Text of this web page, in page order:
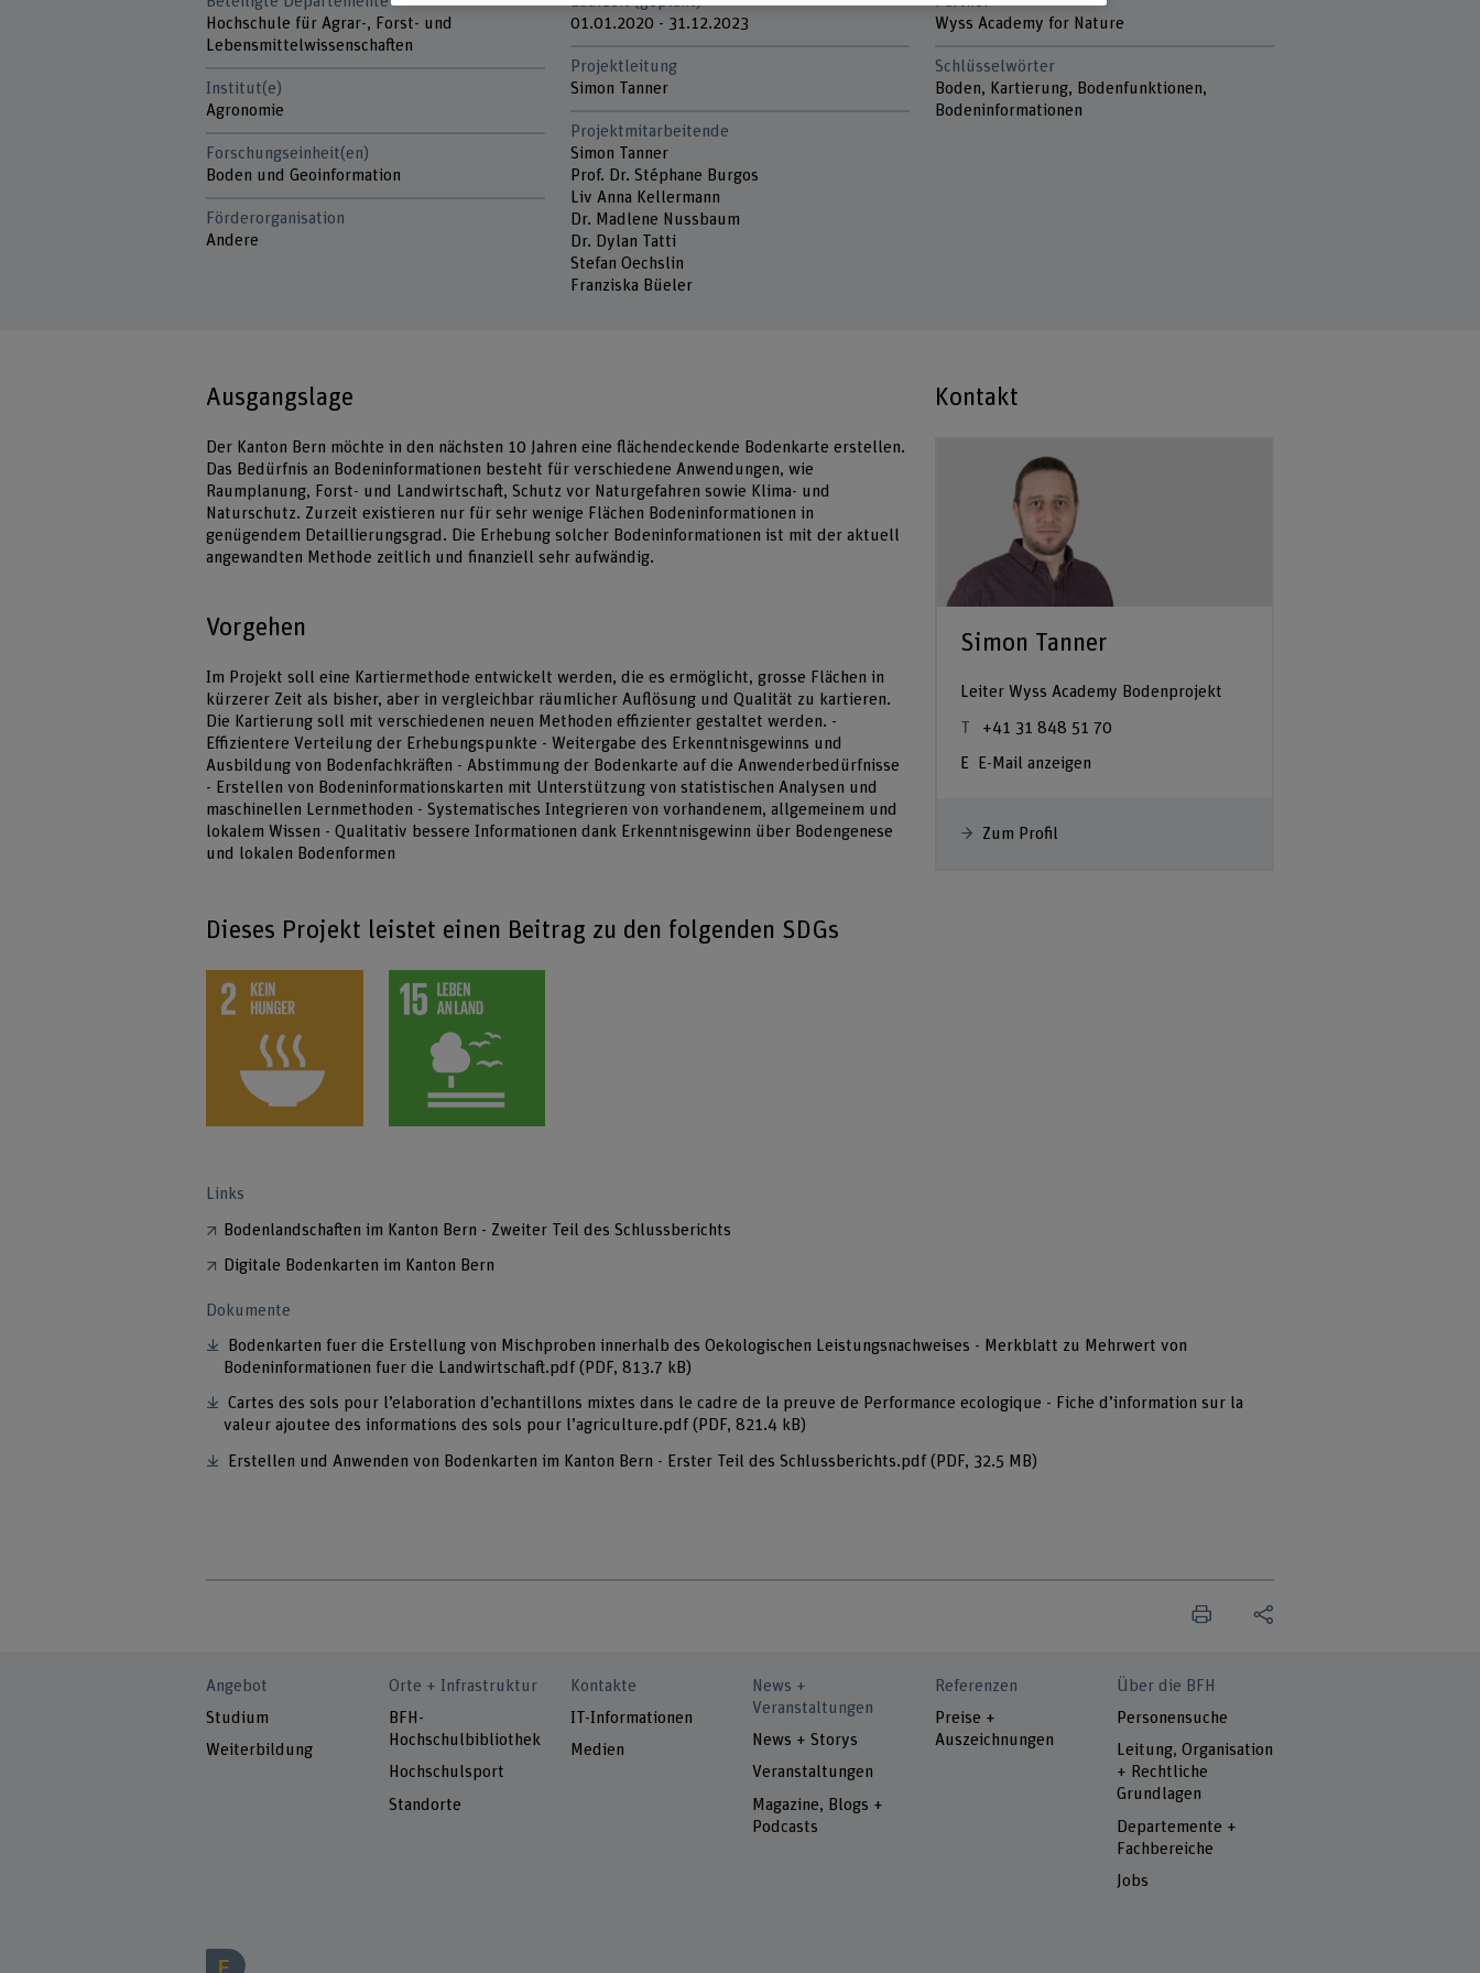
Hochschule für Agrar-, Forst- und
Lebensmittelwissenschaften
Institut(e)
Agronomie
Forschungseinheit(en)
Boden und Geoinformation
Förderorganisation
Andere
01.01.2020 - 31.12.2023
Projektleitung
Simon Tanner
Projektmitarbeitende
Simon Tanner
Prof. Dr. Stéphane Burgos
Liv Anna Kellermann
Dr. Madlene Nussbaum
Dr. Dylan Tatti
Stefan Oechslin
Franziska Büeler
Wyss Academy for Nature
Schlüsselwörter
Boden, Kartierung, Bodenfunktionen,
Bodeninformationen
Ausgangslage
Der Kanton Bern möchte in den nächsten 10 Jahren eine flächendeckende Bodenkarte erstellen.
Das Bedürfnis an Bodeninformationen besteht für verschiedene Anwendungen, wie
Raumplanung, Forst- und Landwirtschaft, Schutz vor Naturgefahren sowie Klima- und
Naturschutz. Zurzeit existieren nur für sehr wenige Flächen Bodeninformationen in
genügendem Detaillierungsgrad. Die Erhebung solcher Bodeninformationen ist mit der aktuell
angewandten Methode zeitlich und finanziell sehr aufwändig.
Vorgehen
Im Projekt soll eine Kartiermethode entwickelt werden, die es ermöglicht, grosse Flächen in
kürzerer Zeit als bisher, aber in vergleichbar räumlicher Auflösung und Qualität zu kartieren.
Die Kartierung soll mit verschiedenen neuen Methoden effizienter gestaltet werden. -
Effizientere Verteilung der Erhebungspunkte - Weitergabe des Erkenntnisgewinns und
Ausbildung von Bodenfachkräften - Abstimmung der Bodenkarte auf die Anwenderbedürfnisse
- Erstellen von Bodeninformationskarten mit Unterstützung von statistischen Analysen und
maschinellen Lernmethoden - Systematisches Integrieren von vorhandenem, allgemeinem und
lokalem Wissen - Qualitativ bessere Informationen dank Erkenntnisgewinn über Bodengenese
und lokalen Bodenformen
Kontakt
Simon Tanner
Leiter Wyss Academy Bodenprojekt
+41 31 848 51 70
E-Mail anzeigen
Zum Profil
Dieses Projekt leistet einen Beitrag zu den folgenden SDGs
Links
Bodenlandschaften im Kanton Bern - Zweiter Teil des Schlussberichts
Digitale Bodenkarten im Kanton Bern
Dokumente
Bodenkarten fuer die Erstellung von Mischproben innerhalb des Oekologischen Leistungsnachweises - Merkblatt zu Mehrwert von
Bodeninformationen fuer die Landwirtschaft.pdf (PDF, 813.7 kB)
Cartes des sols pour l’elaboration d’echantillons mixtes dans le cadre de la preuve de Performance ecologique - Fiche d’information sur la
valeur ajoutee des informations des sols pour l’agriculture.pdf (PDF, 821.4 kB)
Erstellen und Anwenden von Bodenkarten im Kanton Bern - Erster Teil des Schlussberichts.pdf(PDF, 32.5 MB)
Angebot
Studium
Weiterbildung
Orte + Infrastruktur
BFH-
Hochschulbibliothek
Hochschulsport
Standorte
Kontakte
IT-Informationen
Medien
News +
Veranstaltungen
News + Storys
Veranstaltungen
Magazine, Blogs +
Podcasts
Referenzen
Preise +
Auszeichnungen
Über die BFH
Personensuche
Leitung, Organisation
+ Rechtliche
Grundlagen
Departemente +
Fachbereiche
Jobs